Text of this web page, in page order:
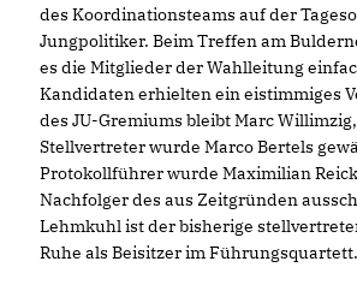
des Koordinationsteams auf der
Jungpolitiker. Beim Treffen am
es die Mitglieder der Wahlleitung
Kandidaten erhielten ein eistimmiges
des JU-Gremiums bleibt Marc
Stellvertreter wurde Marco Bertels
Protokollführer wurde Maximilian
Nachfolger des aus Zeitgründen
Lehmkuhl ist der bisherige
Ruhe als Beisitzer im Führungsquartett.